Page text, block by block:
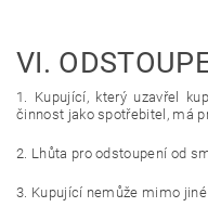
VI.
1. Kupující, který uzavřel
činnost jako spotřebitel, má
2. Lhůta pro odstoupení od
3. Kupující nemůže mimo